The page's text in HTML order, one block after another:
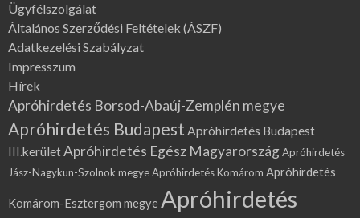
Ügyfélszolgálat
Általános Szerződési Feltételek (ÁSZF)
Adatkezelési Szabályzat
Impresszum
Hírek
Apróhirdetés Borsod-Abaúj-Zemplén megye
Apróhirdetés Budapest Apróhirdetés Budapest
III.kerületApróhirdetés Egész MagyarországApróhirdetés
Jász-Nagykun-Szolnok megyeApróhirdetés Komárom Apróhirdetés
Komárom-Esztergom megyeApróhirdetés